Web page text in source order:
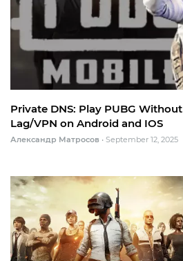
Private DNS: Play PUBG Without
Lag/VPN on Android and IOS
Александр Матросов • September 12, 2025